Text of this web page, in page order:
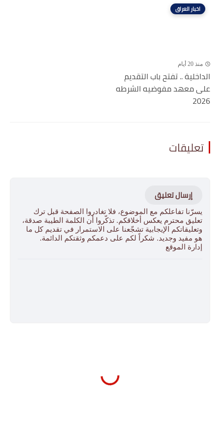
اخبار العراق
منذ 20 أيام
الداخلية .. تفتح باب التقديم
على معهد مفوضيه الشرطه
2026
تعليقات
إرسال تعليق
يسرّنا تفاعلكم مع الموضوع، فلا تغادروا الصفحة قبل ترك
تعليق محترم يعكس أخلاقكم. تذكّروا أن الكلمة الطيبة صدقة،
وتعليقاتكم الإيجابية تشجّعنا على الاستمرار في تقديم كل ما
هو مفيد وجديد. شكراً لكم على دعمكم وثقتكم الدائمة.
إدارة الموقع